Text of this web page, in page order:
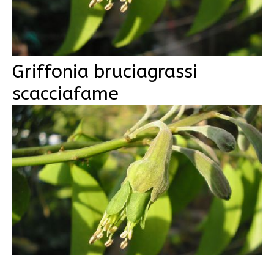
Griffonia bruciagrassi
scacciafame